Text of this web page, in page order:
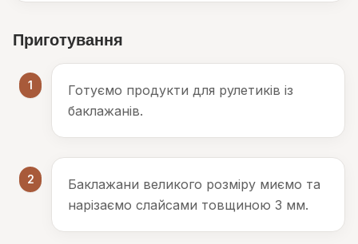
Приготування
1
Готуємо продукти для рулетиків із
баклажанів.
2
Баклажани великого розміру миємо та
нарізаємо слайсами товщиною 3 мм.